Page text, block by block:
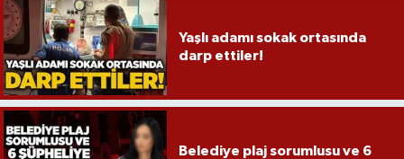
Yaşlı adamı sokak ortasında
darp ettiler!
Belediye plaj sorumlusu ve 6